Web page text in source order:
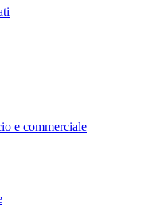
e commerciale